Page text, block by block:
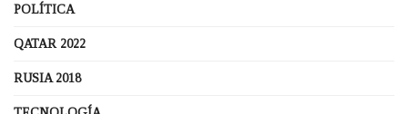
POLÍTICA
QATAR 2022
RUSIA 2018